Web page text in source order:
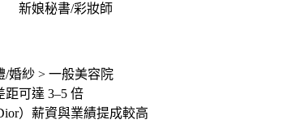
新娘秘書/彩妝師
/婚紗 > 一般美容院
距可達 3–5 倍
）薪資與業績提成較高